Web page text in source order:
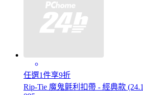
任選1件享9折
Rip-Tie 魔鬼氈利扣帶 - 經典款